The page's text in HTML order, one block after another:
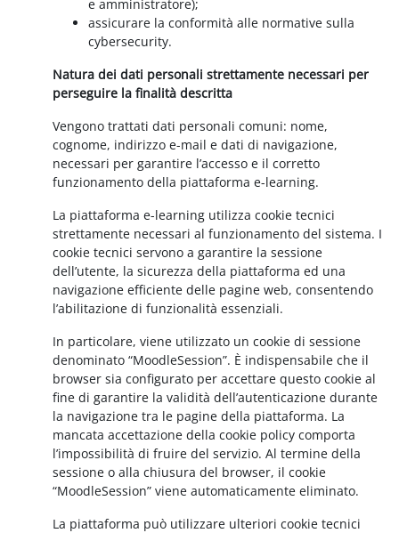
e amministratore);
assicurare la conformità alle normative sulla
cybersecurity.
Natura dei dati personali strettamente necessari per
perseguire la finalità descritta
Vengono trattati dati personali comuni: nome,
cognome, indirizzo e-mail e dati di navigazione,
necessari per garantire l’accesso e il corretto
funzionamento della piattaforma e-learning.
La piattaforma e-learning utilizza cookie tecnici
strettamente necessari al funzionamento del sistema. I
cookie tecnici servono a garantire la sessione
dell’utente, la sicurezza della piattaforma ed una
navigazione efficiente delle pagine web, consentendo
l’abilitazione di funzionalità essenziali.
In particolare, viene utilizzato un cookie di sessione
denominato “MoodleSession”. È indispensabile che il
browser sia configurato per accettare questo cookie al
fine di garantire la validità dell’autenticazione durante
la navigazione tra le pagine della piattaforma. La
mancata accettazione della cookie policy comporta
l’impossibilità di fruire del servizio. Al termine della
sessione o alla chiusura del browser, il cookie
“MoodleSession” viene automaticamente eliminato.
La piattaforma può utilizzare ulteriori cookie tecnici